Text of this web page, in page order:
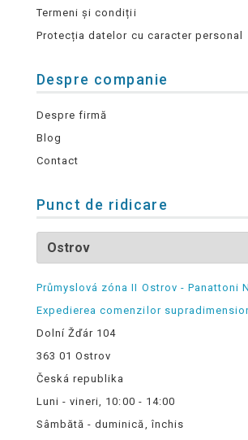
Termeni și condiții
Protecția datelor cu caracter personal
Despre companie
Despre firmă
Blog
Contact
Punct de ridicare
Průmyslová zóna II Ostrov - Panattoni
Expedierea comenzilor
Dolní Žďár 104
363 01 Ostrov
Česká republika
Luni - vineri, 10:00 - 14:00
Sâmbătă - duminică, închis